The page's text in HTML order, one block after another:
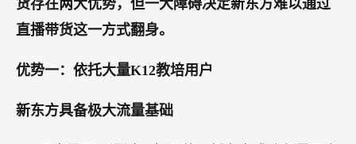
货存在两大优势，但一大障碍决定新东方难以通过
直播带货这一方式翻身。
优势一：依托大量K12教培用户
新东方具备极大流量基础